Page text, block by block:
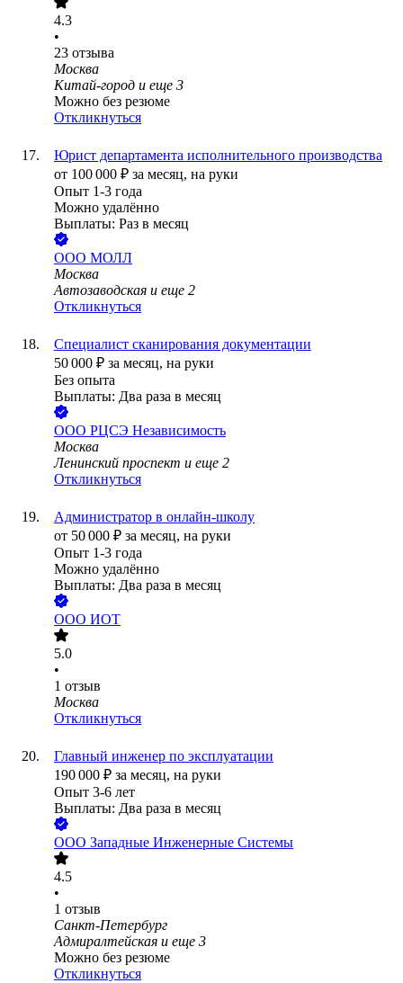
4.3
•
23 отзыва
Москва
Китай-город и еще 3
Можно без резюме
Откликнуться
Юрист департамента исполнительного производства
от 100 000 ₽ за месяц, на руки
Опыт 1-3 года
Можно удалённо
Выплаты: Раз в месяц
ООО МОЛЛ
Москва
Автозаводская и еще 2
Откликнуться
Специалист сканирования документации
50 000 ₽ за месяц, на руки
Без опыта
Выплаты: Два раза в месяц
ООО РЦСЭ Независимость
Москва
Ленинский проспект и еще 2
Откликнуться
Администратор в онлайн-школу
от 50 000 ₽ за месяц, на руки
Опыт 1-3 года
Можно удалённо
Выплаты: Два раза в месяц
ООО ИОТ
5.0
•
1 отзыв
Москва
Откликнуться
Главный инженер по эксплуатации
190 000 ₽ за месяц, на руки
Опыт 3-6 лет
Выплаты: Два раза в месяц
ООО Западные Инженерные Системы
4.5
•
1 отзыв
Санкт-Петербург
Адмиралтейская и еще 3
Можно без резюме
Откликнуться